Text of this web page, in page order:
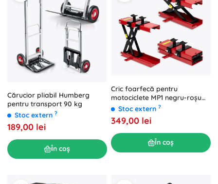
Cărucior pliabil Humberg
pentru transport 90 kg
Stoc extern ?
189,00 lei
În coș
Cric foarfecă pentru
motociclete MP1 negru-roșu
500 kg
Stoc extern ?
349,00 lei
În coș